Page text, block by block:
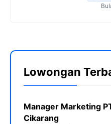
Lowongan
Manager Marketing
Cikarang